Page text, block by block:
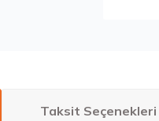
Taksit Seçenekleri